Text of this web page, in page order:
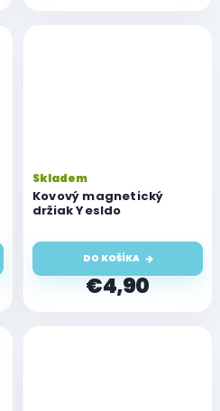
Kovový magnetický
držiak YesIdo
Skladem
€4,90
DO KOŠÍKA